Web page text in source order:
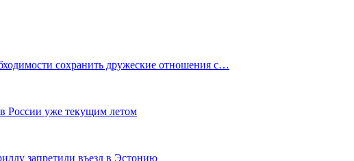
сохранить дружеские отношения с…
России уже текущим летом
запретили въезд в Эстонию